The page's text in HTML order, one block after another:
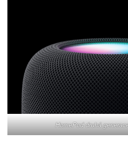
HomePod druhá